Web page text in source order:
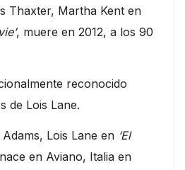
Thaxter, Martha Kent en
, muere en 2012, a los 90
reconocido
de Lois Lane.
Lois Lane en ‘El
en Aviano, Italia en